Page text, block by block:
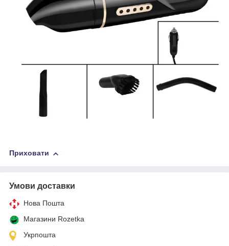
Приховати
Умови доставки
Нова Пошта
Магазини Rozetka
Укрпошта